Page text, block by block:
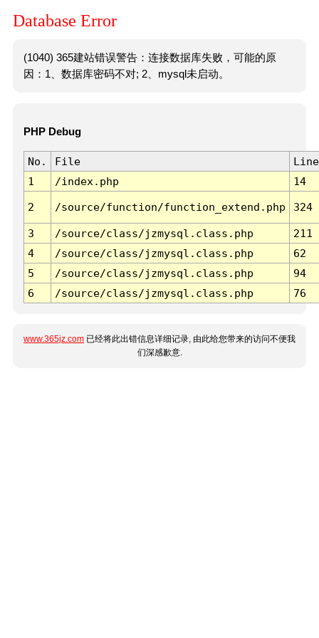
Database Error
(1040) 365建站错误警告：连接数据库失败，可能的原
因：1、数据库密码不对; 2、mysql未启动。
PHP Debug
No. File
Line
1
/index.php 14
2 /source/function/function_extend.php 324
3 /source/class/jzmysql.class.php
211
4
/source/class/jzmysql.class.php
62
5
/source/class/jzmysql.class.php
94
6
/source/class/jzmysql.class.php 76
www.365jz.com 已经将此出错信息详细记录, 由此给您带来的访问不便我
们深感歉意.